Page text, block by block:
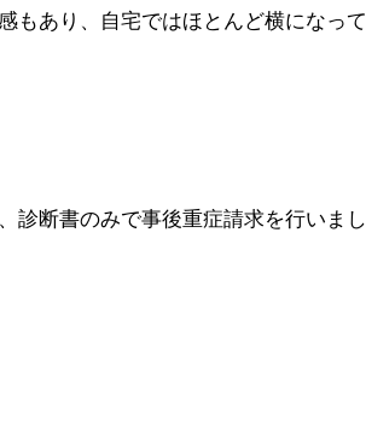
もあり、自宅ではほとんど横になって
診断書のみで事後重症請求を行いまし